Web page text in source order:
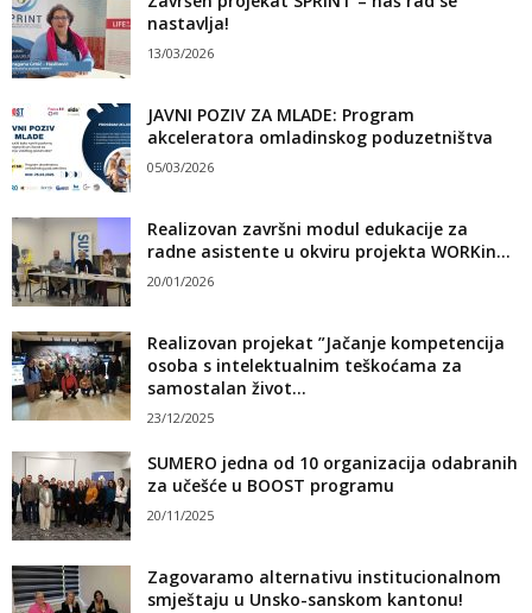
nastavlja!
13/03/2026
JAVNI POZIV ZA MLADE: Program
akceleratora omladinskog poduzetništva
05/03/2026
Realizovan završni modul edukacije za
radne asistente u okviru projekta WORKin...
20/01/2026
Realizovan projekat ”Jačanje kompetencija
osoba s intelektualnim teškoćama za
samostalan život...
23/12/2025
SUMERO jedna od 10 organizacija odabranih
za učešće u BOOST programu
20/11/2025
Zagovaramo alternativu institucionalnom
smještaju u Unsko-sanskom kantonu!